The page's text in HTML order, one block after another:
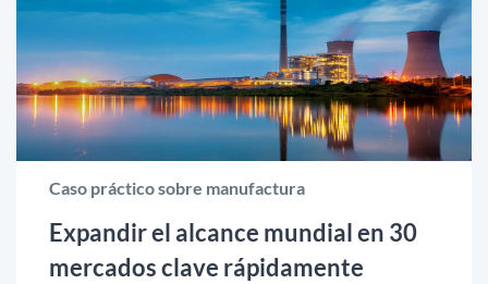
Caso práctico sobre manufactura
Expandir el alcance mundial en 30
mercados clave rápidamente